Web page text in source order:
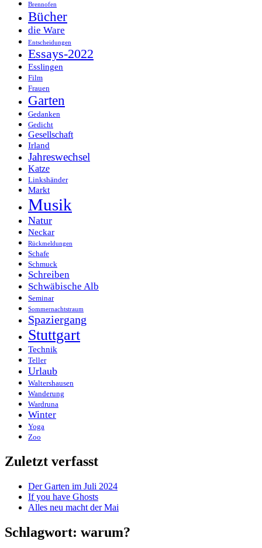
Brennofen
Bücher
die Ware
Entscheidungen
Essays-2022
Esslingen
Film
Frauen
Garten
Gedanken
Gedicht
Gesellschaft
Irland
Jahreswechsel
Katze
Linkshänder
Markt
Musik
Natur
Neckar
Rückmeldungen
Schafe
Schmuck
Schreiben
Schwäbische Alb
Seminar
Sommernachtstraum
Spaziergang
Stuttgart
Technik
Teller
Urlaub
Waltershausen
Wanderung
Wardruna
Winter
Yoga
Zoo
Zuletzt verfasst
Der Garten im Juli 2024
If you have Ghosts
Alles neu macht der Mai
Schlagwort: warum?